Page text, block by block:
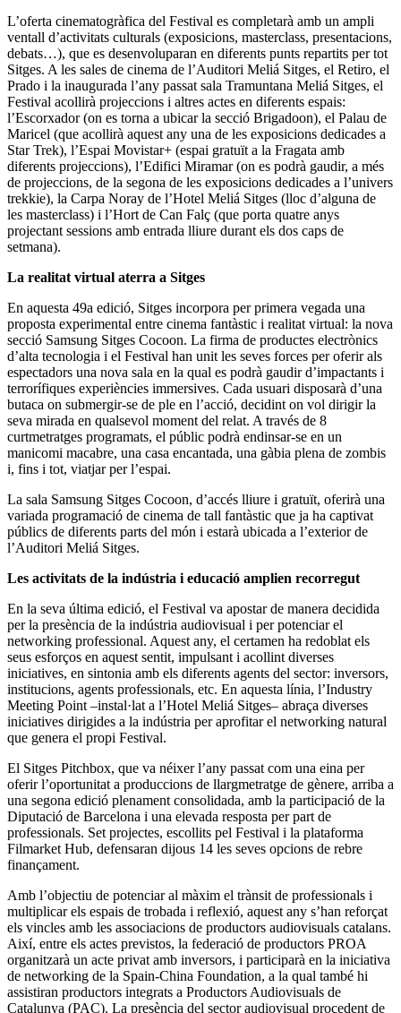
L’oferta cinematogràfica del Festival es completarà amb un ampli
ventall d’activitats culturals (exposicions, masterclass, presentacions,
debats…), que es desenvoluparan en diferents punts repartits per tot
Sitges. A les sales de cinema de l’Auditori Meliá Sitges, el Retiro, el
Prado i la inaugurada l’any passat sala Tramuntana Meliá Sitges, el
Festival acollirà projeccions i altres actes en diferents espais:
l’Escorxador (on es torna a ubicar la secció Brigadoon), el Palau de
Maricel (que acollirà aquest any una de les exposicions dedicades a
Star Trek), l’Espai Movistar+ (espai gratuït a la Fragata amb
diferents projeccions), l’Edifici Miramar (on es podrà gaudir, a més
de projeccions, de la segona de les exposicions dedicades a l’univers
trekkie), la Carpa Noray de l’Hotel Meliá Sitges (lloc d’alguna de
les masterclass) i l’Hort de Can Falç (que porta quatre anys
projectant sessions amb entrada lliure durant els dos caps de
setmana).
La realitat virtual aterra a Sitges
En aquesta 49a edició, Sitges incorpora per primera vegada una
proposta experimental entre cinema fantàstic i realitat virtual: la nova
secció Samsung Sitges Cocoon. La firma de productes electrònics
d’alta tecnologia i el Festival han unit les seves forces per oferir als
espectadors una nova sala en la qual es podrà gaudir d’impactants i
terrorífiques experiències immersives. Cada usuari disposarà d’una
butaca on submergir-se de ple en l’acció, decidint on vol dirigir la
seva mirada en qualsevol moment del relat. A través de 8
curtmetratges programats, el públic podrà endinsar-se en un
manicomi macabre, una casa encantada, una gàbia plena de zombis
i, fins i tot, viatjar per l’espai.
La sala Samsung Sitges Cocoon, d’accés lliure i gratuït, oferirà una
variada programació de cinema de tall fantàstic que ja ha captivat
públics de diferents parts del món i estarà ubicada a l’exterior de
l’Auditori Meliá Sitges.
Les activitats de la indústria i educació amplien recorregut
En la seva última edició, el Festival va apostar de manera decidida
per la presència de la indústria audiovisual i per potenciar el
networking professional. Aquest any, el certamen ha redoblat els
seus esforços en aquest sentit, impulsant i acollint diverses
iniciatives, en sintonia amb els diferents agents del sector: inversors,
institucions, agents professionals, etc. En aquesta línia, l’Industry
Meeting Point –instal·lat a l’Hotel Meliá Sitges– abraça diverses
iniciatives dirigides a la indústria per aprofitar el networking natural
que genera el propi Festival.
El Sitges Pitchbox, que va néixer l’any passat com una eina per
oferir l’oportunitat a produccions de llargmetratge de gènere, arriba a
una segona edició plenament consolidada, amb la participació de la
Diputació de Barcelona i una elevada resposta per part de
professionals. Set projectes, escollits pel Festival i la plataforma
Filmarket Hub, defensaran dijous 14 les seves opcions de rebre
finançament.
Amb l’objectiu de potenciar al màxim el trànsit de professionals i
multiplicar els espais de trobada i reflexió, aquest any s’han reforçat
els vincles amb les associacions de productors audiovisuals catalans.
Així, entre els actes previstos, la federació de productors PROA
organitzarà un acte privat amb inversors, i participarà en la iniciativa
de networking de la Spain-China Foundation, a la qual també hi
assistiran productors integrats a Productors Audiovisuals de
Catalunya (PAC). La presència del sector audiovisual procedent de